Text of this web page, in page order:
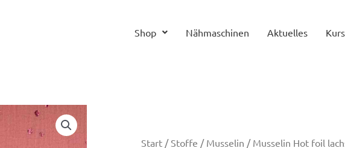
Shop Nähmaschinen Aktuelles
Start / Stoffe / Musselin / Musselin Hot foil